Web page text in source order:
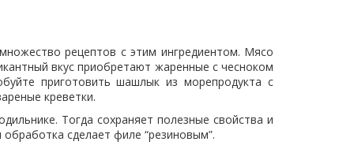
рецептов с этим ингредиентом. Мясо
вкус приобретают жаренные с чесноком
приготовить шашлык из морепродукта с
креветки.
Тогда сохраняет полезные свойства и
сделает филе “резиновым”.